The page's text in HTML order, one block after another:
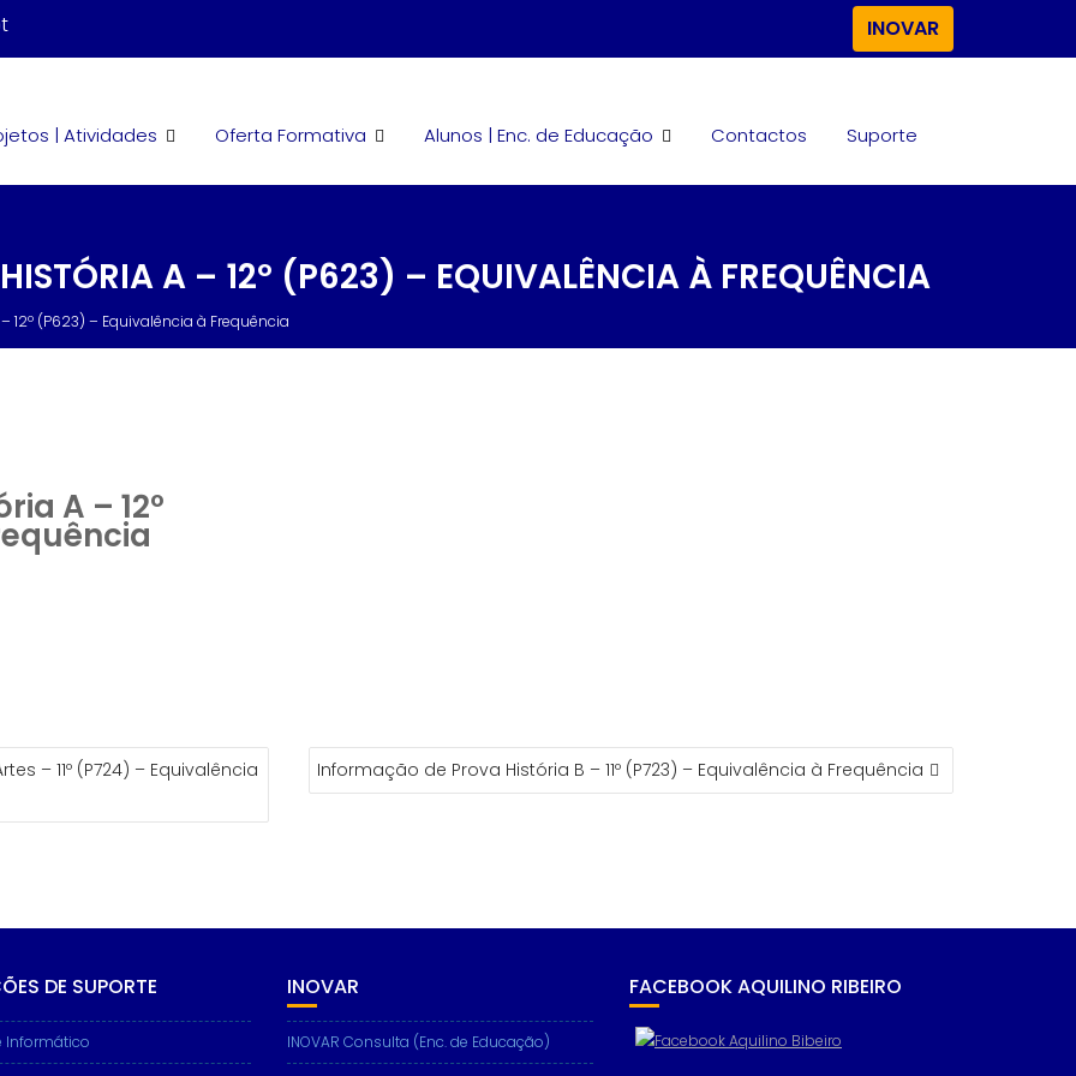
INOVAR
| Atividades Oferta Formativa Alunos | Enc. de Educação Contactos Suporte
A – 12º (P623) – EQUIVALÊNCIA À FREQUÊNCIA
12º (P623) – Equivalência à Frequência
A – 12º
– 11º (P724) – Equivalência
Informação de Prova História B – 11º (P723) – Equivalência à Frequência
DE SUPORTE
Informático
INOVAR
INOVAR Consulta (Enc. de Educação)
FACEBOOK AQUILINO RIBEIRO